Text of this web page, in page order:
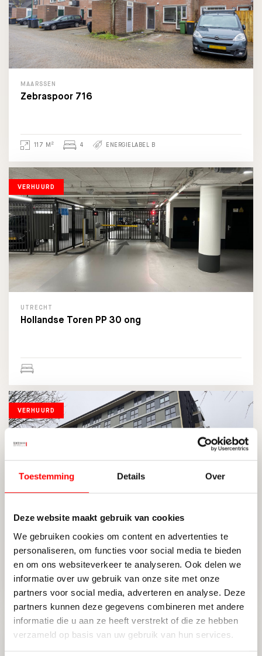
Toestemming Details Over
Deze website maakt gebruik van cookies
We gebruiken cookies om content en advertenties te
personaliseren, om functies voor social media te bieden
en om ons websiteverkeer te analyseren. Ook delen we
informatie over uw gebruik van onze site met onze
partners voor social media, adverteren en analyse. Deze
partners kunnen deze gegevens combineren met andere
informatie die u aan ze heeft verstrekt of die ze hebben
verzameld op basis van uw gebruik van hun services.
MAARSSEN
Zebraspoor 716
117 M 2 4 ENERGIELABEL B
VERHUURD
UTRECHT
Hollandse Toren PP 30 ong
VERHUURD
Willem Frederik Hermansstraat 458
100 M 2 3 ENERGIELABEL A++
VERHUURD